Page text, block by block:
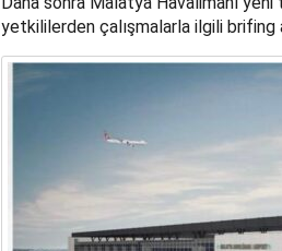
yetkililerden çalışmalarla ilgili brifing